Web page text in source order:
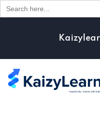
Search
for: